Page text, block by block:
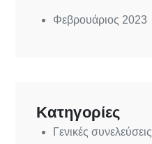
Φεβρουάριος 2023
Κατηγορίες
Γενικές συνελεύσεις